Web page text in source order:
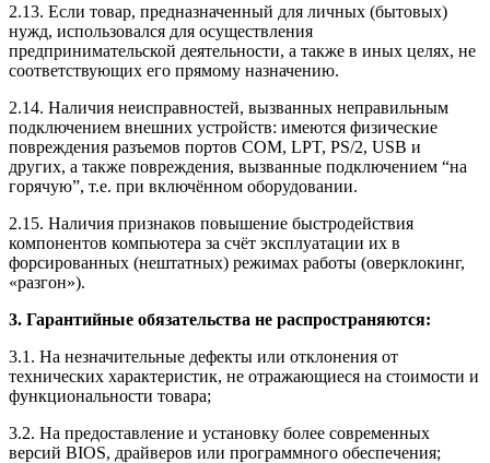
2.13. Если товар, предназначенный для личных (бытовых)
нужд, использовался для осуществления
предпринимательской деятельности, а также в иных целях, не
соответствующих его прямому назначению.
2.14. Наличия неисправностей, вызванных неправильным
подключением внешних устройств: имеются физические
повреждения разъемов портов COM, LPT, PS/2, USB и
других, а также повреждения, вызванные подключением “на
горячую”, т.е. при включённом оборудовании.
2.15. Наличия признаков повышение быстродействия
компонентов компьютера за счёт эксплуатации их в
форсированных (нештатных) режимах работы (оверклокинг,
«разгон»).
3. Гарантийные обязательства не распространяются:
3.1. На незначительные дефекты или отклонения от
технических характеристик, не отражающиеся на стоимости и
функциональности товара;
3.2. На предоставление и установку более современных
версий BIOS, драйверов или программного обеспечения;